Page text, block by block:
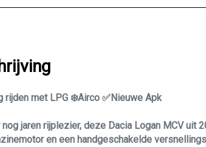
rijden met LPG ❄️Airco ✅️Nieuwe Apk
nog jaren rijplezier, deze Dacia Logan MCV
en een handgeschakelde